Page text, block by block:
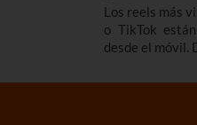
Los reels más
o TikTok
desde el móvil.